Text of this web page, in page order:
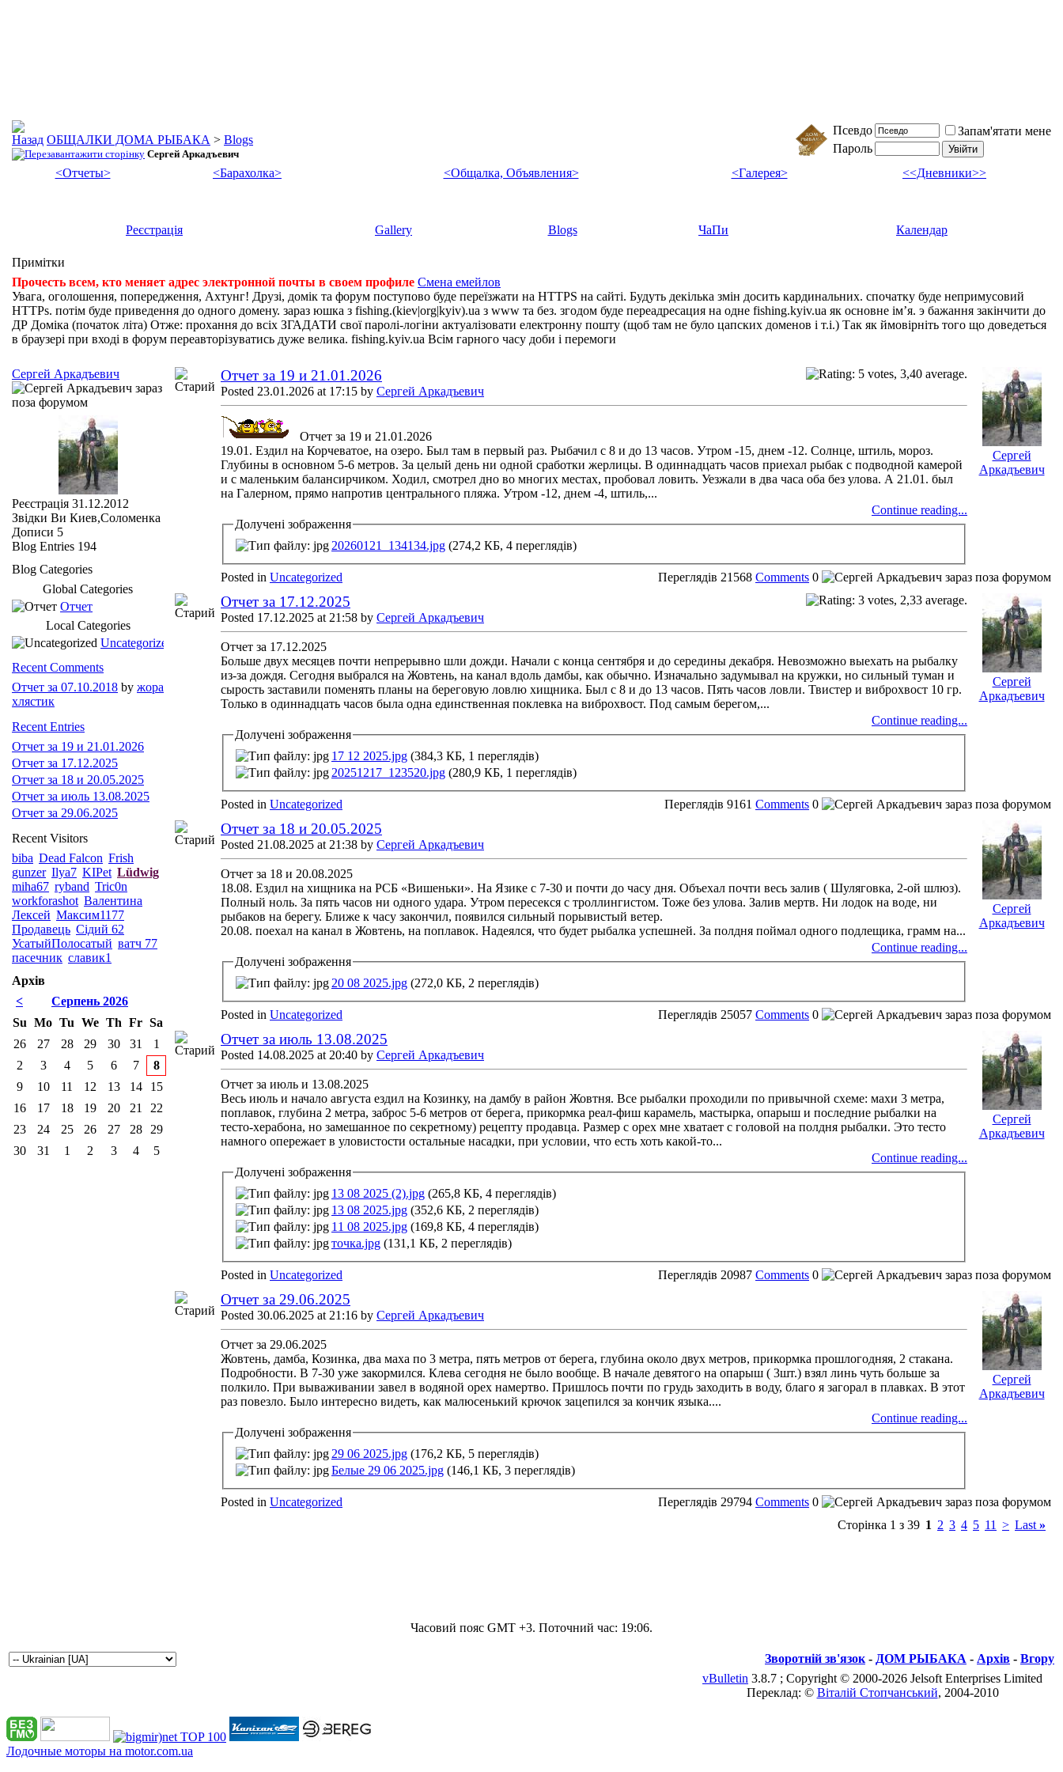
ОБЩАЛКИ ДОМА РЫБАКА > Blogs
Сергей Аркадъевич
Псевдо
Запам'ятати мене
Пароль
<Отчеты>
<Барахолка> <Общалка, Объявления> <Галерея> <<Дневники>>
Реєстрація Gallery Blogs ЧаПи Календар
Примітки
Прочесть всем, кто меняет адрес электронной почты в своем профиле Смена емейлов
Увага, оголошення, попередження, Ахтунг! Друзі, домік та форум поступово буде переїзжати на HTTPS на сайті. Будуть декілька змін досить кардинальних. спочатку буде непримусовий
HTTPs. потім буде приведення до одного домену. зараз юшка з fishing.(kiev|org|kyiv).ua з www та без. згодом буде переадресация на одне fishing.kyiv.ua як основне імʼя. э бажання закінчити до
ДР Доміка (початок літа) Отже: прохання до всіх ЗГАДАТИ свої паролі-логіни актуалізовати електронну пошту (щоб там не було цапских доменов і т.і.) Так як ймовірніть того що доведеться
в браузері при вході в форум переавторізуватись дуже велика. fishing.kyiv.ua Всім гарного часу доби і перемоги
Отчет за 19 и 21.01.2026
Posted 23.01.2026 at 17:15 by Сергей Аркадъевич
Отчет за 19 и 21.01.2026
19.01. Ездил на Корчеватое, на озеро. Был там в первый раз. Рыбачил с 8 и до 13 часов. Утром -15, днем -12. Солнце, штиль, мороз.
Глубины в основном 5-6 метров. За целый день ни одной сработки жерлицы. В одиннадцать часов приехал рыбак с подводной камерой
и с маленьким балансирчиком. Ходил, смотрел дно во многих местах, пробовал ловить. Уезжали в два часа оба без улова. А 21.01. был
на Галерном, прямо напротив центрального пляжа. Утром -12, днем -4, штиль,...
Continue reading...
Долучені зображення
20260121_134134.jpg (274,2 КБ, 4 переглядів)
Сергей
Аркадъевич
Posted in Uncategorized Переглядів 21568 Comments 0
Отчет за 17.12.2025
Posted 17.12.2025 at 21:58 by Сергей Аркадъевич
Отчет за 17.12.2025
Больше двух месяцев почти непрерывно шли дожди. Начали с конца сентября и до середины декабря. Невозможно выехать на рыбалку
из-за дождя. Сегодня выбрался на Жовтень, на канал вдоль дамбы, как обычно. Изначально задумывал на кружки, но сильный туман и
сырость заставили поменять планы на береговую ловлю хищника. Был с 8 и до 13 часов. Пять часов ловли. Твистер и виброхвост 10 гр.
Только в одиннадцать часов была одна единственная поклевка на виброхвост. Под самым берегом,...
Continue reading...
Долучені зображення
17 12 2025.jpg (384,3 КБ, 1 переглядів)
20251217_123520.jpg (280,9 КБ, 1 переглядів)
Сергей
Аркадъевич
Posted in Uncategorized Переглядів 9161 Comments 0
Отчет за 18 и 20.05.2025
Posted 21.08.2025 at 21:38 by Сергей Аркадъевич
Отчет за 18 и 20.08.2025
18.08. Ездил на хищника на РСБ «Вишеньки». На Язике с 7-30 и почти до часу дня. Объехал почти весь залив ( Шуляговка, 2-ой шлюз).
Полный ноль. За пять часов ни одного удара. Утром пересекся с троллингистом. Тоже без улова. Залив мертв. Ни лодок на воде, ни
рыбаков на берегу. Ближе к часу закончил, появился сильный порывистый ветер.
20.08. поехал на канал в Жовтень, на поплавок. Надеялся, что будет рыбалка успешней. За полдня поймал одного подлещика, грамм на...
Continue reading...
Долучені зображення
20 08 2025.jpg (272,0 КБ, 2 переглядів)
Сергей
Аркадъевич
Posted in Uncategorized Переглядів 25057 Comments 0
Отчет за июль 13.08.2025
Posted 14.08.2025 at 20:40 by Сергей Аркадъевич
Отчет за июль и 13.08.2025
Весь июль и начало августа ездил на Козинку, на дамбу в район Жовтня. Все рыбалки проходили по привычной схеме: махи 3 метра,
поплавок, глубина 2 метра, заброс 5-6 метров от берега, прикормка реал-фиш карамель, мастырка, опарыш и последние рыбалки на
тесто-херабона, но замешанное по секретному) рецепту продавца. Размер с орех мне хватает с головой на полдня рыбалки. Это тесто
намного опережает в уловистости остальные насадки, при условии, что есть хоть какой-то...
Continue reading...
Долучені зображення
13 08 2025 (2).jpg (265,8 КБ, 4 переглядів)
13 08 2025.jpg (352,6 КБ, 2 переглядів)
11 08 2025.jpg (169,8 КБ, 4 переглядів)
точка.jpg (131,1 КБ, 2 переглядів)
Сергей
Аркадъевич
Posted in Uncategorized Переглядів 20987 Comments 0
Отчет за 29.06.2025
Posted 30.06.2025 at 21:16 by Сергей Аркадъевич
Отчет за 29.06.2025
Жовтень, дамба, Козинка, два маха по 3 метра, пять метров от берега, глубина около двух метров, прикормка прошлогодняя, 2 стакана.
Подробности. В 7-30 уже закормился. Клева сегодня не было вообще. В начале девятого на опарыш ( 3шт.) взял линь чуть больше за
полкило. При вываживании завел в водяной орех намертво. Пришлось почти по грудь заходить в воду, благо я загорал в плавках. В этот
раз повезло. Было интересно видеть, как малюсенький крючок зацепился за кончик языка....
Continue reading...
Долучені зображення
29 06 2025.jpg (176,2 КБ, 5 переглядів)
Белые 29 06 2025.jpg (146,1 КБ, 3 переглядів)
Сергей
Аркадъевич
Posted in Uncategorized Переглядів 29794 Comments 0
Сторінка 1 з 39 1 2 3 4 5 11 > Last »
Сергей Аркадъевич
Реєстрація 31.12.2012
Звідки Ви Киев,Соломенка
Дописи 5
Blog Entries 194
Blog Categories
Global Categories
Отчет
Local Categories
Uncategorized
Recent Comments
Отчет за 07.10.2018 by жора
хлястик
Recent Entries
Отчет за 19 и 21.01.2026
Отчет за 17.12.2025
Отчет за 18 и 20.05.2025
Отчет за июль 13.08.2025
Отчет за 29.06.2025
Recent Visitors
biba Dead Falcon Frish
gunzer Ilya7 KIPet Lüdwig
miha67 ryband Tric0n
workforashot Валентина
Лексей Максим1177
Продавець Сідий 62
УсатыйПолосатый ватч 77
пасечник славик1
Архів
<
Серпень 2026
Su Mo Tu We Th Fr Sa
26
27 28 29 30 31
1
2
3 4 5 6 7
8
9
10 11 12 13 14
15
16
17 18 19 20 21
22
23
24 25 26 27 28
29
30
31 1 2 3 4 5
Часовий пояс GMT +3. Поточний час: 19:06.
Зворотній зв'язок - ДОМ РЫБАКА - Архів - Вгору
vBulletin 3.8.7 ; Copyright © 2000-2026 Jelsoft Enterprises Limited
Переклад: © Віталій Стопчанський, 2004-2010
Лодочные моторы на motor.com.ua